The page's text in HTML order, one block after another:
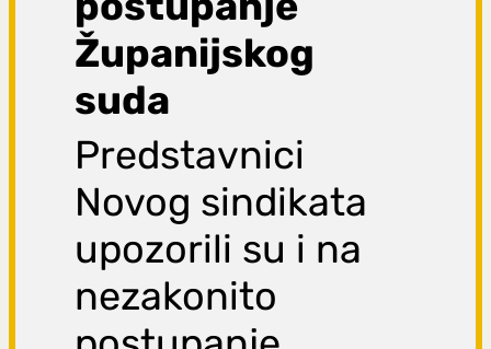
Županijskog
suda
Predstavnici
Novog sindikata
upozorili su i na
nezakonito